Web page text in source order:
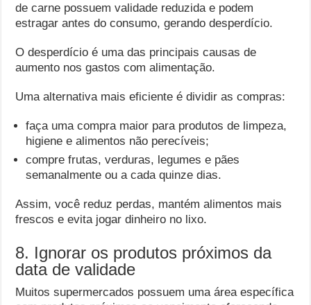
de carne possuem validade reduzida e podem
estragar antes do consumo, gerando desperdício.
O desperdício é uma das principais causas de
aumento nos gastos com alimentação.
Uma alternativa mais eficiente é dividir as compras:
faça uma compra maior para produtos de limpeza,
higiene e alimentos não perecíveis;
compre frutas, verduras, legumes e pães
semanalmente ou a cada quinze dias.
Assim, você reduz perdas, mantém alimentos mais
frescos e evita jogar dinheiro no lixo.
8. Ignorar os produtos próximos da
data de validade
Muitos supermercados possuem uma área específica